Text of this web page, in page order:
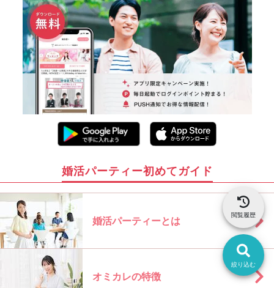
絞り込む
閲覧履歴
婚活パーティー初めてガイド
婚活パーティーとは
オミカレの特徴